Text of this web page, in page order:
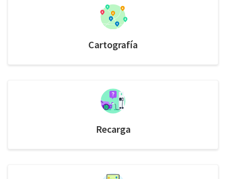
Cartografía
Recarga